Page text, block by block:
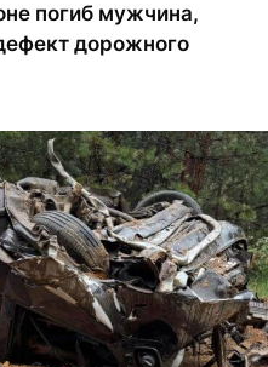
погиб мужчина,
дорожного